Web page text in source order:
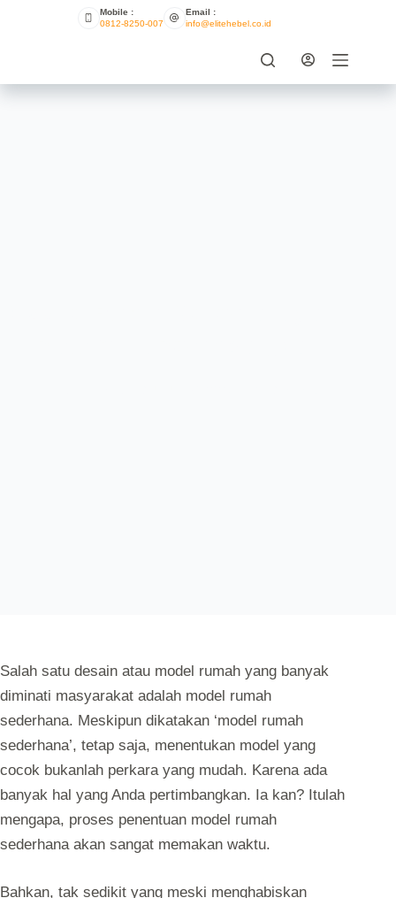
Mobile :
0812-8250-007
Email :
info@elitehebel.co.id
Salah satu desain atau model rumah yang banyak
diminati masyarakat adalah model rumah
sederhana. Meskipun dikatakan ‘model rumah
sederhana’, tetap saja, menentukan model yang
cocok bukanlah perkara yang mudah. Karena ada
banyak hal yang Anda pertimbangkan. Ia kan? Itulah
mengapa, proses penentuan model rumah
sederhana akan sangat memakan waktu.
Bahkan, tak sedikit yang meski menghabiskan